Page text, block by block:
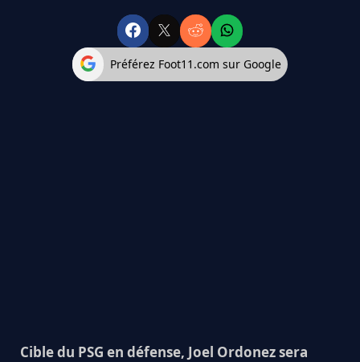
Préférez Foot11.com sur Google
Cible du PSG en défense, Joel Ordonez sera